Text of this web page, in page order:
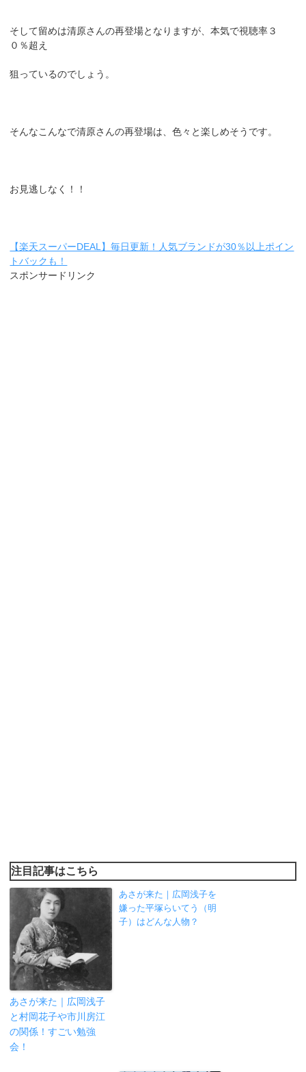
そして留めは清原さんの再登場となりますが、本気で視聴率３
０％超え
狙っているのでしょう。
そんなこんなで清原さんの再登場は、色々と楽しめそうです。
お見逃しなく！！
【楽天スーパーDEAL】毎日更新！人気ブランドが30％以上ポイン
トバックも！
スポンサードリンク
注目記事はこちら
あさが来た｜広岡浅子
と村岡花子や市川房江
の関係！すごい勉強
会！
あさが来た｜広岡浅子を
嫌った平塚らいてう（明
子）はどんな人物？